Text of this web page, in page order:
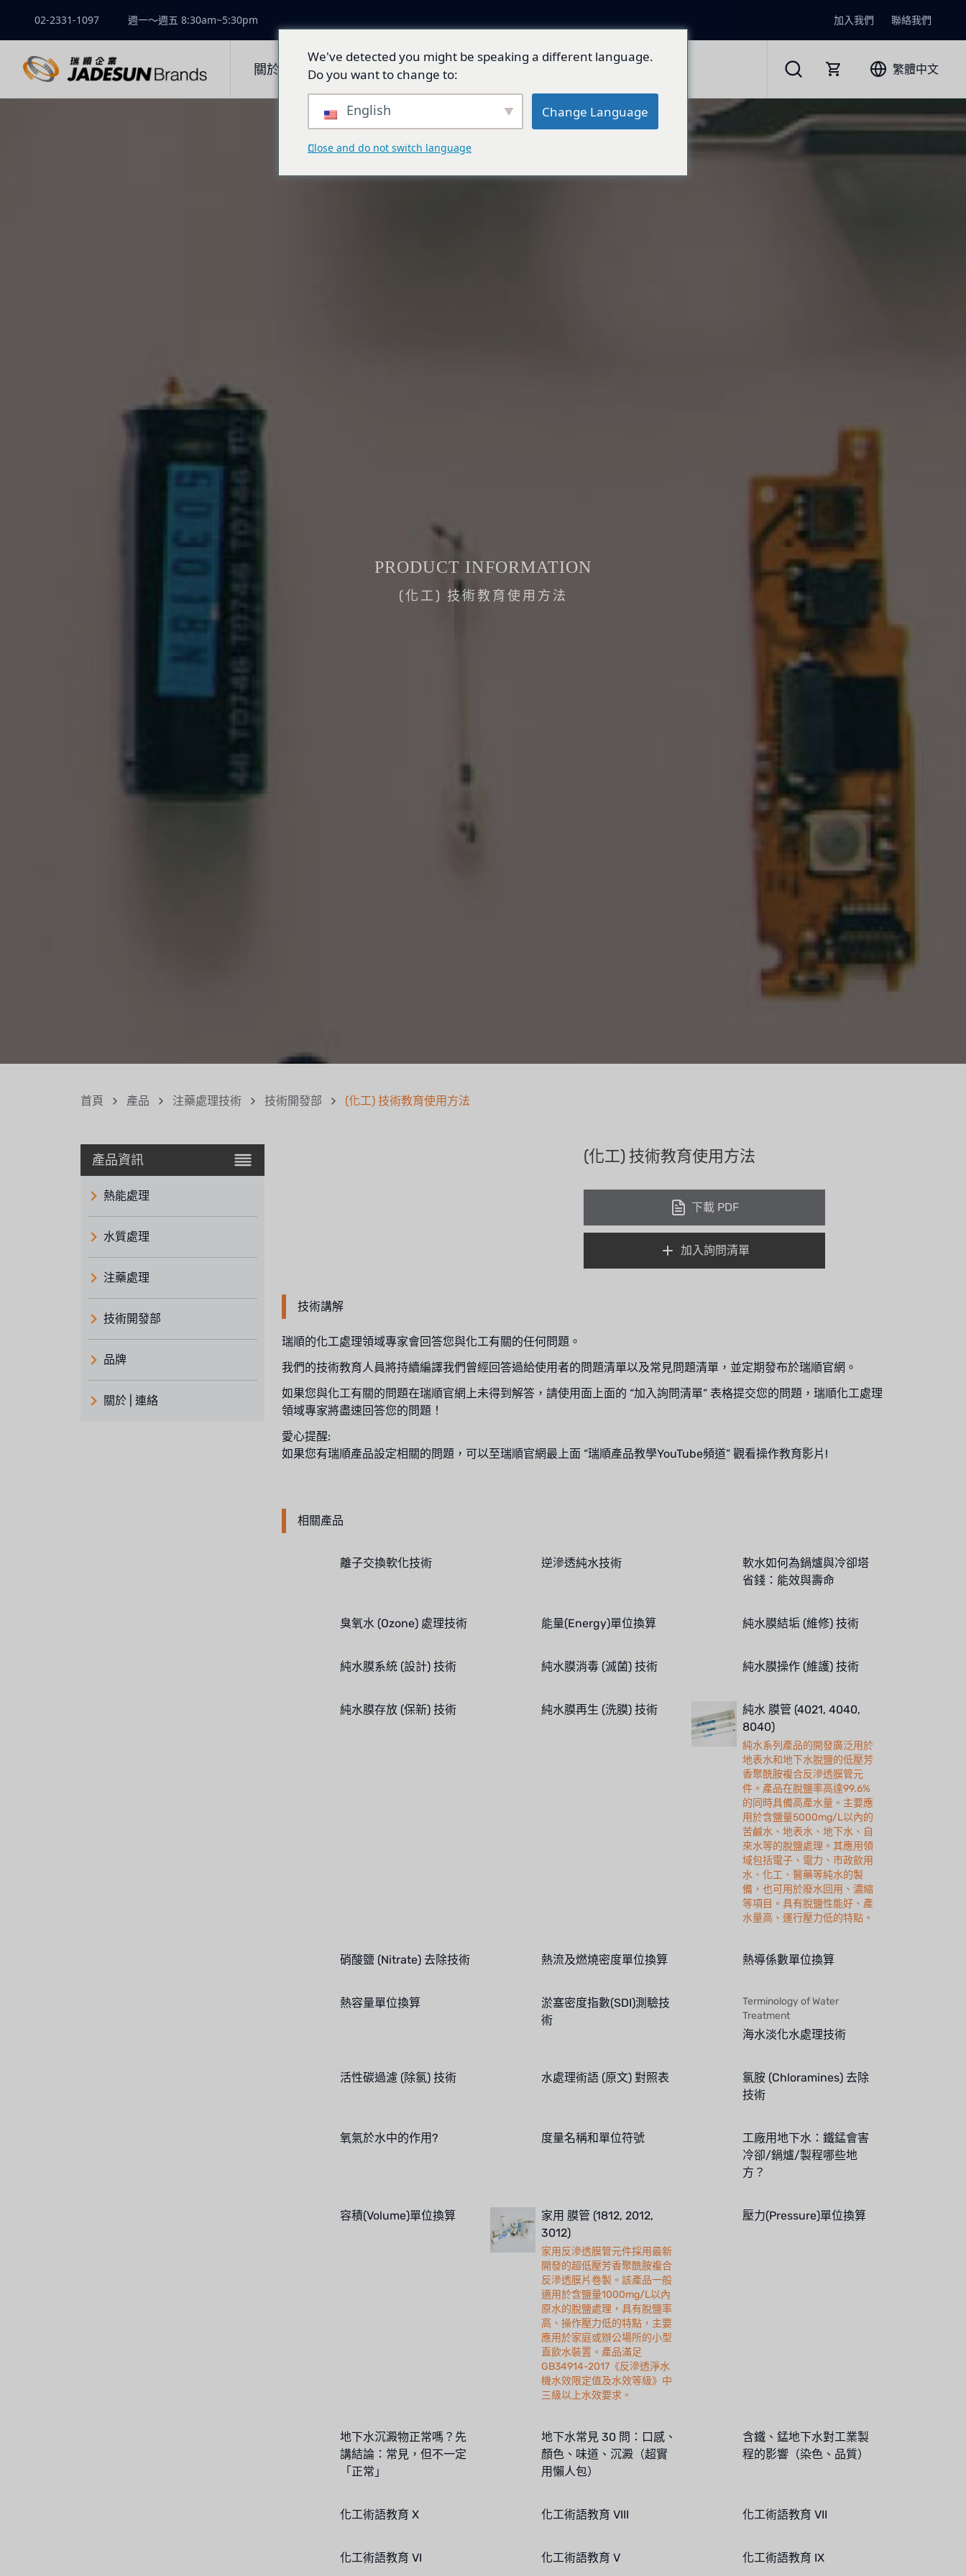
02-2331-1097 週一～週五 8:30am~5:30pm 加入我們 聯絡我們
關於瑞順 產品與解決方案 技術開發 總代理品牌 繁體中文
PRODUCT INFORMATION
(化工) 技術教育使用方法
首頁 產品 注藥處理技術 技術開發部 (化工) 技術教育使用方法
產品資訊
熱能處理
水質處理
注藥處理
技術開發部
品牌
義大利 ATLAS
關於 | 連絡
(化工) 技術教育使用方法
下載 PDF
加入詢問清單
技術講解
瑞順的化工處理領域專家會回答您與化工有關的任何問題。
我們的技術教育人員將持續編譯我們曾經回答過給使用者的問題清單以及常見問題清單，並定期發布於瑞順官網。
如果您與化工有關的問題在瑞順官網上未得到解答，請使用面上面的 “加入詢問清單” 表格提交您的問題，瑞順化工處理
領域專家將盡速回答您的問題！
愛心提醒:
如果您有瑞順產品設定相關的問題，可以至瑞順官網最上面 “瑞順產品教學YouTube頻道” 觀看操作教育影片!
相關產品
離子交換軟化技術 逆滲透純水技術
軟水如何為鍋爐與冷卻塔
省錢：能效與壽命
臭氧水 (Ozone) 處理技術 能量(Energy)單位換算 純水膜結垢 (維修) 技術
純水膜系統 (設計) 技術 純水膜消毒 (滅菌) 技術 純水膜操作 (維護) 技術
純水膜存放 (保新) 技術 純水膜再生 (洗膜) 技術
純水 膜管 (4021, 4040,
8040)
純水系列產品的開發廣泛用於
地表水和地下水脫鹽的低壓芳
香聚酰胺複合反滲透膜管元
件。產品在脫鹽率高達99.6%
的同時具備高產水量。主要應
用於含鹽量5000mg/L以內的
苦鹹水、地表水、地下水、自
來水等的脫鹽處理。其應用領
域包括電子、電力、市政飲用
水、化工、醫藥等純水的製
備，也可用於廢水回用、濃縮
等項目。具有脫鹽性能好、產
水量高、運行壓力低的特點。
硝酸鹽 (Nitrate) 去除技術 熱流及燃燒密度單位換算 熱導係數單位換算
熱容量單位換算
淤塞密度指數(SDI)測驗技
術
Terminology of Water
Treatment
海水淡化水處理技術
活性碳過濾 (除氯) 技術 水處理術語 (原文) 對照表
氯胺 (Chloramines) 去除
技術
氧氣於水中的作用? 度量名稱和單位符號
工廠用地下水：鐵錳會害
冷卻/鍋爐/製程哪些地
方？
容積(Volume)單位換算
家用 膜管 (1812, 2012,
3012)
家用反滲透膜管元件採用最新
開發的超低壓芳香聚酰胺複合
反滲透膜片卷製。該產品一般
適用於含鹽量1000mg/L以內
原水的脫鹽處理，具有脫鹽率
高、操作壓力低的特點，主要
應用於家庭或辦公場所的小型
直飲水裝置。產品滿足
GB34914-2017《反滲透淨水
機水效限定值及水效等級》中
三級以上水效要求。
壓力(Pressure)單位換算
地下水沉澱物正常嗎？先
講結論：常見，但不一定
「正常」
地下水常見 30 問：口感、
顏色、味道、沉澱（超實
用懶人包）
含鐵、錳地下水對工業製
程的影響（染色、品質）
化工術語教育 X 化工術語教育 VIII 化工術語教育 VII
化工術語教育 VI 化工術語教育 V 化工術語教育 IX
We've detected you might be speaking a different language.
Do you want to change to:
English Change Language
Close and do not switch language